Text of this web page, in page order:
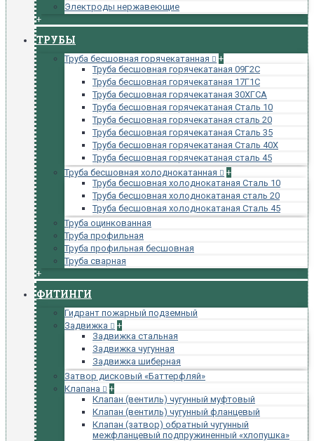
Электроды нержавеющие
+
ТРУБЫ
Труба бесшовная горячекатанная
+
Труба бесшовная горячекатаная 09Г2С
Труба бесшовная горячекатаная 17Г1С
Труба бесшовная горячекатаная 30ХГСА
Труба бесшовная горячекатаная Сталь 10
Труба бесшовная горячекатаная сталь 20
Труба бесшовная горячекатаная Сталь 35
Труба бесшовная горячекатаная Сталь 40Х
Труба бесшовная горячекатаная сталь 45
Труба бесшовная холоднокатанная
+
Труба бесшовная холоднокатаная Сталь 10
Труба бесшовная холоднокатаная сталь 20
Труба бесшовная холоднокатаная Сталь 45
Труба оцинкованная
Труба профильная
Труба профильная бесшовная
Труба сварная
+
ФИТИНГИ
Гидрант пожарный подземный
Задвижка
+
Задвижка стальная
Задвижка чугунная
Задвижка шиберная
Затвор дисковый «Баттерфляй»
Клапана
+
Клапан (вентиль) чугунный муфтовый
Клапан (вентиль) чугунный фланцевый
Клапан (затвор) обратный чугунный
межфланцевый подпружиненный «хлопушка»